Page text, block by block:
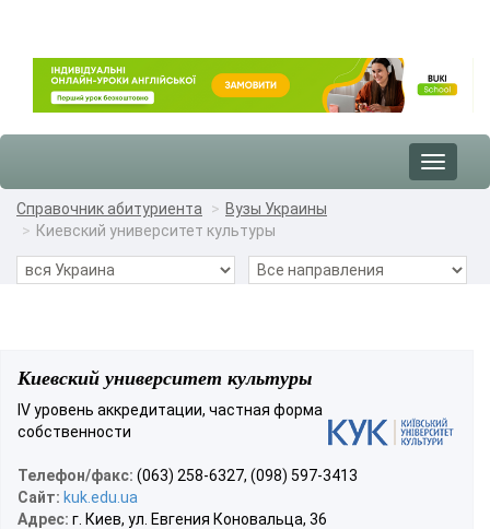
Toggle
Справочник абитуриента
Вузы Украины
Киевский университет культуры
Киевский университет культуры
IV уровень аккредитации, частная форма
собственности
Телефон/факс: (063) 258-6327, (098) 597-3413
Сайт: kuk.edu.ua
Адрес: г. Киев, ул. Евгения Коновальца, 36